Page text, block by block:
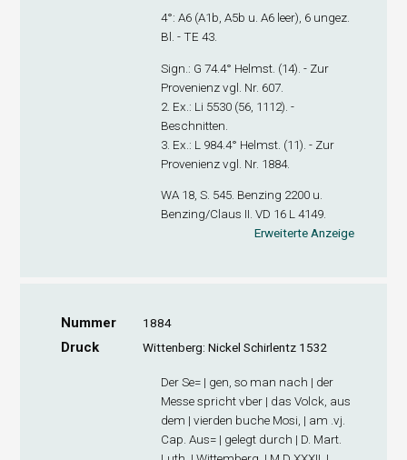
4°: A6 (A1b, A5b u. A6 leer), 6 ungez.
Bl. - TE 43.
Sign .: G 74.4° Helmst. (14). - Zur
Provenienz vgl. Nr. 607.
2. Ex .: Li 5530 (56, 1112). -
Beschnitten.
3. Ex .: L 984.4° Helmst. (11). - Zur
Provenienz vgl. Nr. 1884.
WA 18, S. 545. Benzing 2200 u.
Benzing/Claus II. VD 16 L 4149.
Erweiterte Anzeige
Nummer 1884
Druck Wittenberg: Nickel Schirlentz 1532
Der Se= | gen, so man nach | der
Messe spricht vber | das Volck, aus
dem | vierden buche Mosi, | am .vj.
Cap. Aus= | gelegt durch | D. Mart.